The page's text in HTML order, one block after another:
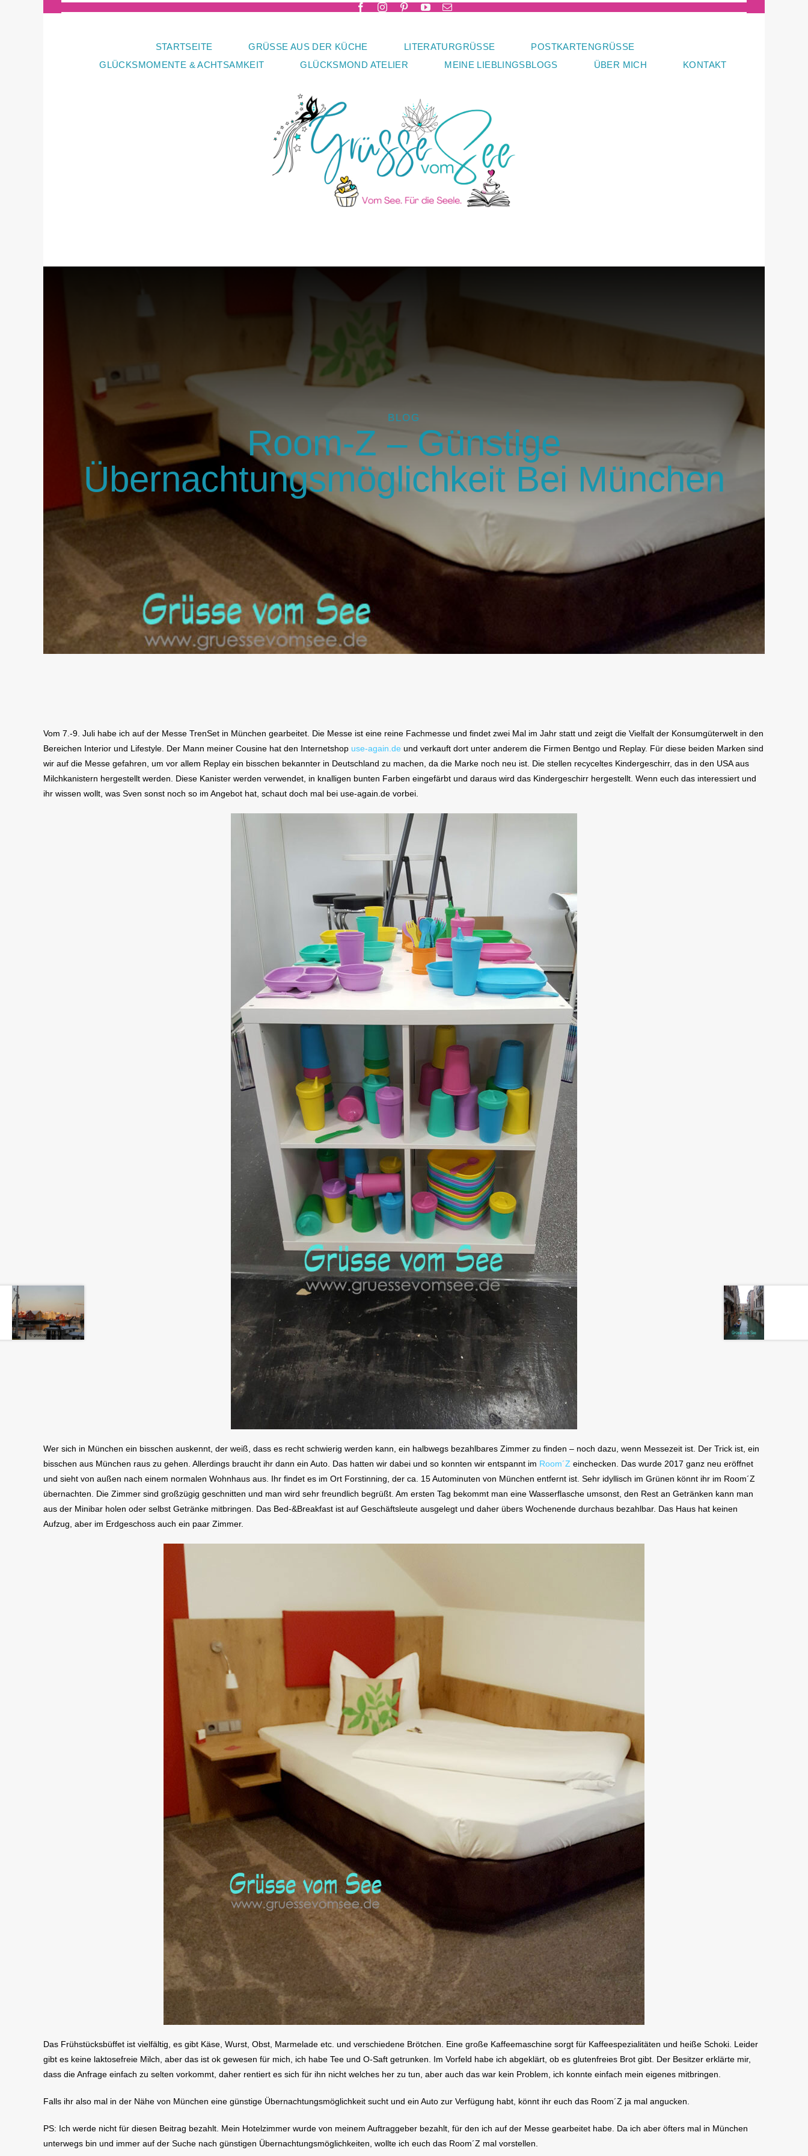
STARTSEITE GRÜSSE AUS DER KÜCHE LITERATURGRÜSSE
POSTKARTENGRÜSSE
GLÜCKSMOMENTE & ACHTSAMKEIT
GLÜCKSMOND ATELIER MEINE LIEBLINGSBLOGS ÜBER MICH KONTAKT
BLOG
Room-Z – Günstige
Übernachtungsmöglichkeit Bei München
Vom 7.-9. Juli habe ich auf der Messe TrenSet in München gearbeitet. Die Messe ist eine reine Fachmesse und findet zwei Mal im Jahr statt und zeigt die Vielfalt der Konsumgüterwelt in den
Bereichen Interior und Lifestyle. Der Mann meiner Cousine hat den Internetshop use-again.de und verkauft dort unter anderem die Firmen Bentgo und Replay. Für diese beiden Marken sind
wir auf die Messe gefahren, um vor allem Replay ein bisschen bekannter in Deutschland zu machen, da die Marke noch neu ist. Die stellen recyceltes Kindergeschirr, das in den USA aus
Milchkanistern hergestellt werden. Diese Kanister werden verwendet, in knalligen bunten Farben eingefärbt und daraus wird das Kindergeschirr hergestellt. Wenn euch das interessiert und
ihr wissen wollt, was Sven sonst noch so im Angebot hat, schaut doch mal bei use-again.de vorbei.
Wer sich in München ein bisschen auskennt, der weiß, dass es recht schwierig werden kann, ein halbwegs bezahlbares Zimmer zu finden – noch dazu, wenn Messezeit ist. Der Trick ist, ein
bisschen aus München raus zu gehen. Allerdings braucht ihr dann ein Auto. Das hatten wir dabei und so konnten wir entspannt im Room´Z einchecken. Das wurde 2017 ganz neu eröffnet
und sieht von außen nach einem normalen Wohnhaus aus. Ihr findet es im Ort Forstinning, der ca. 15 Autominuten von München entfernt ist. Sehr idyllisch im Grünen könnt ihr im Room´Z
übernachten. Die Zimmer sind großzügig geschnitten und man wird sehr freundlich begrüßt. Am ersten Tag bekommt man eine Wasserflasche umsonst, den Rest an Getränken kann man
aus der Minibar holen oder selbst Getränke mitbringen. Das Bed-&Breakfast ist auf Geschäftsleute ausgelegt und daher übers Wochenende durchaus bezahlbar. Das Haus hat keinen
Aufzug, aber im Erdgeschoss auch ein paar Zimmer.
Das Frühstücksbüffet ist vielfältig, es gibt Käse, Wurst, Obst, Marmelade etc. und verschiedene Brötchen. Eine große Kaffeemaschine sorgt für Kaffeespezialitäten und heiße Schoki. Leider
gibt es keine laktosefreie Milch, aber das ist ok gewesen für mich, ich habe Tee und O-Saft getrunken. Im Vorfeld habe ich abgeklärt, ob es glutenfreies Brot gibt. Der Besitzer erklärte mir,
dass die Anfrage einfach zu selten vorkommt, daher rentiert es sich für ihn nicht welches her zu tun, aber auch das war kein Problem, ich konnte einfach mein eigenes mitbringen.
Falls ihr also mal in der Nähe von München eine günstige Übernachtungsmöglichkeit sucht und ein Auto zur Verfügung habt, könnt ihr euch das Room´Z ja mal angucken.
PS: Ich werde nicht für diesen Beitrag bezahlt. Mein Hotelzimmer wurde von meinem Auftraggeber bezahlt, für den ich auf der Messe gearbeitet habe. Da ich aber öfters mal in München
unterwegs bin und immer auf der Suche nach günstigen Übernachtungsmöglichkeiten, wollte ich euch das Room´Z mal vorstellen.